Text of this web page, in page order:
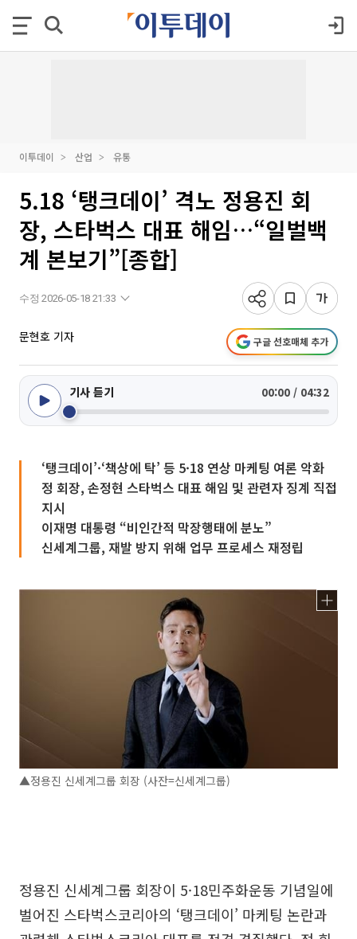
이투데이 산업 유통
5.18 ‘탱크데이’ 격노 정용진 회
장, 스타벅스 대표 해임…“일벌백
계 본보기”[종합]
수정 2026-05-18 21:33
문현호 기자 구글 선호매체 추가
기사 듣기 00:00 / 04:32
‘탱크데이’·‘책상에 탁’ 등 5·18 연상 마케팅 여론 악화
정 회장, 손정현 스타벅스 대표 해임 및 관련자 징계 직접
지시
이재명 대통령 “비인간적 막장행태에 분노”
신세계그룹, 재발 방지 위해 업무 프로세스 재정립
▲정용진 신세계그룹 회장 (사잔=신세계그룹)
정용진 신세계그룹 회장이 5·18민주화운동 기념일에
벌어진 스타벅스코리아의 ‘탱크데이’ 마케팅 논란과